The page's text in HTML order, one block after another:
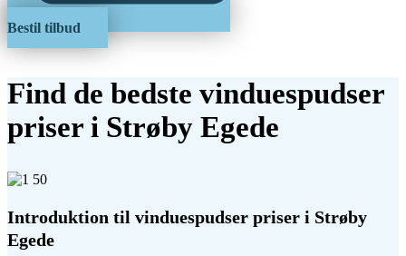
Bestil tilbud
Find de bedste vinduespudser
priser i Strøby Egede
Introduktion til vinduespudser priser i Strøby
Egede